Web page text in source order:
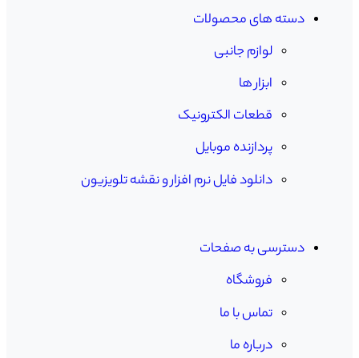
دسته های محصولات
لوازم جانبی
ابزار ها
قطعات الکترونیک
پردازنده موبایل
دانلود فایل نرم افزار و نقشه تلویزیون
دسترسی به صفحات
فروشگاه
تماس با ما
درباره ما